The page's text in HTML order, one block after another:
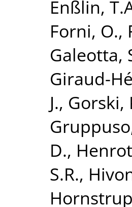
Enßlin,
Forni, O.,
Galeotta,
Giraud-
J., Gorski,
D.,
S.R.,